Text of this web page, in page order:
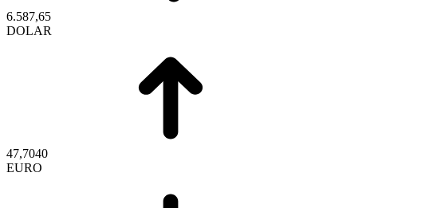
6.587,65
DOLAR
47,7040
EURO